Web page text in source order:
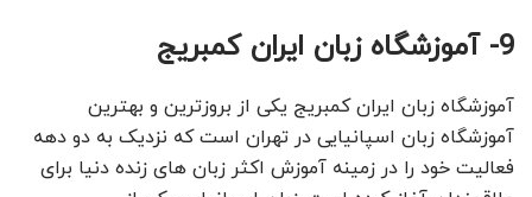
9- آموزشگاه زبان ایران کمبریج
آموزشگاه زبان ایران کمبریج یکی از بروزترین و بهترین
آموزشگاه زبان اسپانیایی در تهران است که نزدیک به دو دهه
فعالیت خود را در زمینه آموزش اکثر زبان های زنده دنیا برای